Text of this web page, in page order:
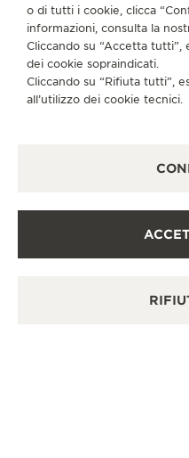
o di tutti i cookie, clicca
informazioni, consulta la
Cliccando su “Accetta tutti”,
dei cookie sopraindicati.
Cliccando su “Rifiuta tutti”,
all’utilizzo dei cookie tecnici.